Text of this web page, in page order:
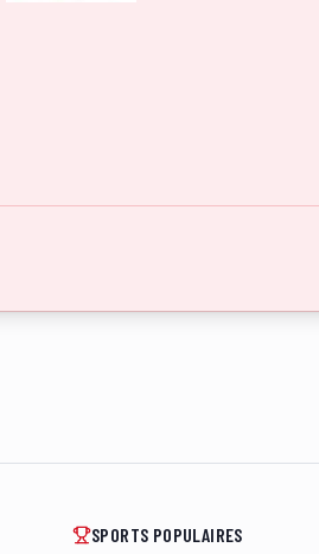
SPORTS POPULAIRES